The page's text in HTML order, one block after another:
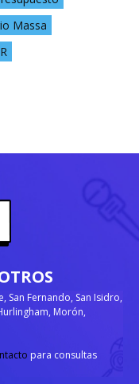
Massa
San Fernando, San Isidro,
Morón,
para consultas